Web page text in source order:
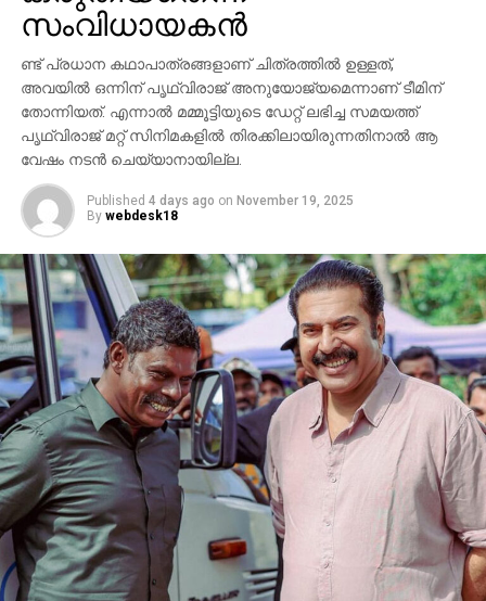
ശ്രദ്ധേയമാക്കി. ചിത്രത്തില്‍ പ്രിയങ്ക ചോപ്ര
മന്ദാകിനിയായി, പൃഥ്വിരാജ് സുകുമാരന്‍ കുംബയായി
പ്രത്യക്ഷപ്പെടും. 2027ലെ സങ്ക്രാന്തി റിലീസിനായി
‘വാരണസി’ ഒരുക്കപ്പെടുന്നുണ്ട്. എന്നാല്‍
ചിത്രത്തെക്കാള്‍ വലിയ ചര്‍ച്ചയാകുന്നത്
സംവിധായകന്റെ പ്രസ്താവനയും അതിനുശേഷം
ഉയര്‍ന്ന പ്രതിഷേധങ്ങളുമാണ്.
സംവിധായകന്‍
ണ്ട് പ്രധാന കഥാപാത്രങ്ങളാണ് ചിത്രത്തില്‍ ഉള്ളത്,
അവയില്‍ ഒന്നിന് പൃഥ്വിരാജ് അനുയോജ്യമെന്നാണ് ടീമിന്
തോന്നിയത്. എന്നാല്‍ മമ്മൂട്ടിയുടെ ഡേറ്റ് ലഭിച്ച സമയത്ത്
പൃഥ്വിരാജ് മറ്റ് സിനിമകളില്‍ തിരക്കിലായിരുന്നതിനാല്‍ ആ
വേഷം നടന്‍ ചെയ്യാനായില്ല.
Published 4 days ago on November 19, 2025
By webdesk18